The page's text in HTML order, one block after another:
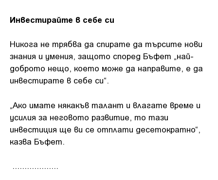
Инвестирайте в себе си
Никога не трябва да спирате да търсите нови
знания и умения, защото според Бъфет „най-
доброто нещо, което може да направите, е да
инвестирате в себе си“.
„Ако имате някакъв талант и влагате време и
усилия за неговото развитие, то тази
инвестиция ще ви се отплати десетократно“,
казва Бъфет.
...................